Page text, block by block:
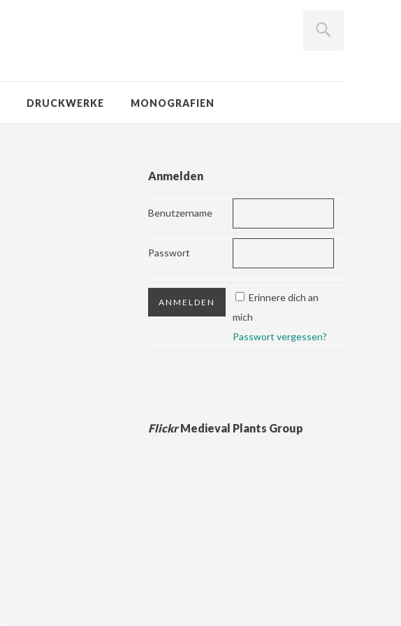
DRUCKWERKE MONOGRAFIEN
Anmelden
Benutzername
Passwort
Erinnere dich an
mich
Passwort vergessen?
FlickrMedieval Plants Group